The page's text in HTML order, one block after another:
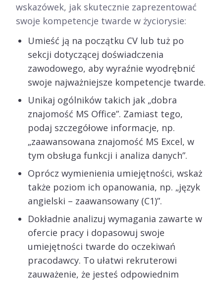
wskazówek, jak skutecznie zaprezentować
swoje kompetencje twarde w życiorysie:
Umieść ją na początku CV lub tuż po
sekcji dotyczącej doświadczenia
zawodowego, aby wyraźnie wyodrębnić
swoje najważniejsze kompetencje twarde.
Unikaj ogólników takich jak „dobra
znajomość MS Office”. Zamiast tego,
podaj szczegółowe informacje, np.
„zaawansowana znajomość MS Excel, w
tym obsługa funkcji i analiza danych”.
Oprócz wymienienia umiejętności, wskaż
także poziom ich opanowania, np. „język
angielski – zaawansowany (C1)”.
Dokładnie analizuj wymagania zawarte w
ofercie pracy i dopasowuj swoje
umiejętności twarde do oczekiwań
pracodawcy. To ułatwi rekruterowi
zauważenie, że jesteś odpowiednim